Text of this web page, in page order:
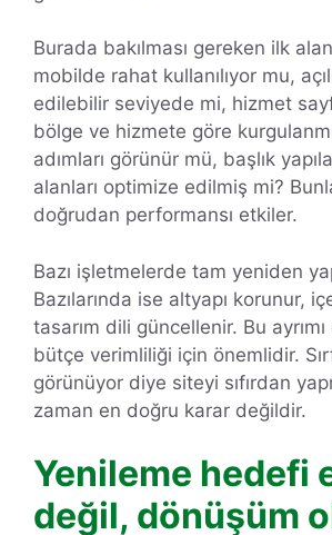
Burada bakılması gereken ilk
mobilde rahat kullanılıyor mu,
edilebilir seviyede mi, hizmet
bölge ve hizmete göre
adımları görünür mü, başlık
alanları optimize edilmiş mi?
doğrudan performansı etkiler.
Bazı işletmelerde tam yeniden
Bazılarında ise altyapı korunur,
tasarım dili güncellenir. Bu
bütçe verimliliği için önemlidir.
görünüyor diye siteyi sıfırdan
zaman en doğru karar değildir.
Yenileme hedefi
değil, dönüşüm